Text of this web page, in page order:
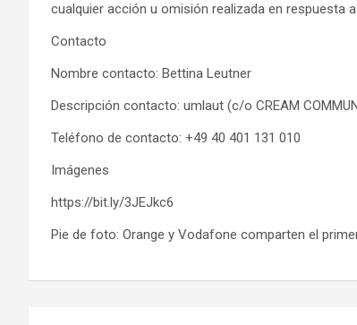
cualquier acción u omisión realizada en respuesta
Contacto
Nombre contacto: Bettina Leutner
Descripción contacto: umlaut (c/o CREAM
Teléfono de contacto: +49 40 401 131 010
Imágenes
https://bit.ly/3JEJkc6
Pie de foto: Orange y Vodafone comparten el